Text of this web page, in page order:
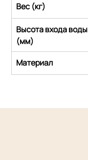
Вес (кг)
Высота входа воды
(мм)
Материал